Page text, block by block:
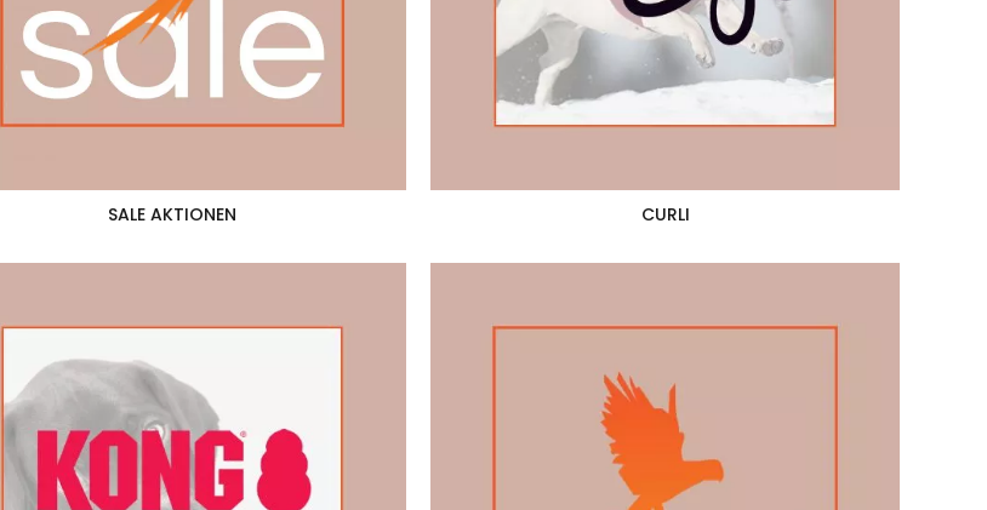
SALE AKTIONEN CURLI